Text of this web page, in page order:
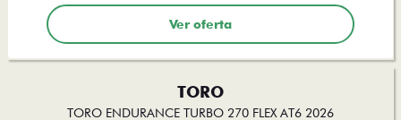
Ver oferta
TORO
TORO ENDURANCE TURBO 270 FLEX AT6 2026